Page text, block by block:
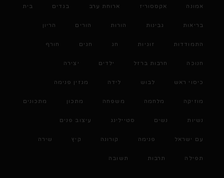
אמונה אקססוריז ארוחת ערב בגדים בית
בריאות גבינות הורות הורים הריון
התמודדות זוגיות חג חגים חורף
חנוכה חרבות ברזל ילדים יצירה
כיסוי ראש לבוש לידה מגזין פנימה
מוזיקה מלחמה משפחה מתכון מתכונים
נשיות נשים סטיילינג עיצוב פנים
עם ישראל פנימה קורונה קיץ שירה
תפילה תרבות תשובה